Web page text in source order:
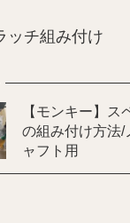
ッチ組み付け
【モンキー】ス
の組み付け方法/
ャフト用